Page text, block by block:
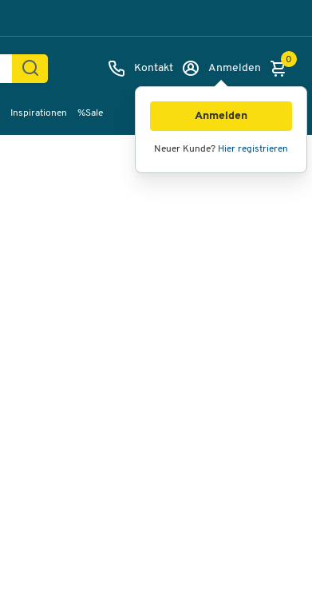
Kontakt Anmelden
Anmelden
Neuer Kunde? Hier registrieren
0
Inspirationen %Sale
Videos 360°-Ansicht